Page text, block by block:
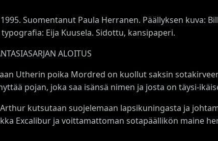
Suomentanut Paula Herranen. Päällyksen kuva:
typografia: Eija Kuusela. Sidottu, kansipaperi.
ALOITUS
Utherin poika Mordred on kuollut saksin
pojan, joka saa isänsä nimen ja josta on täysi-
kutsutaan suojelemaan lapsikuningasta ja
Excalibur ja voittamattoman sotapäällikön maine